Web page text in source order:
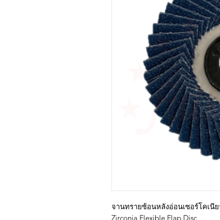
จานทรายซ้อนหลังอ่อนเซอร์โคเนี
Zirconia Flexible Flap Disc